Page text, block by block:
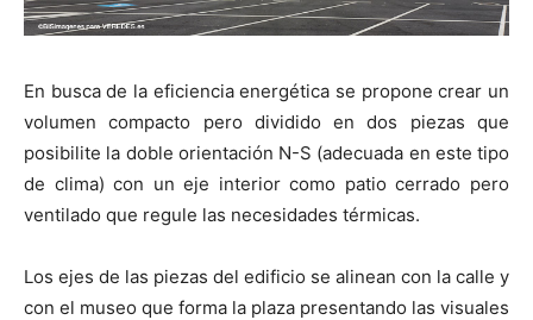
En busca de la eficiencia energética se propone crear un
volumen compacto pero dividido en dos piezas que
posibilite la doble orientación N-S (adecuada en este tipo
de clima) con un eje interior como patio cerrado pero
ventilado que regule las necesidades térmicas.
Los ejes de las piezas del edificio se alinean con la calle y
con el museo que forma la plaza presentando las visuales